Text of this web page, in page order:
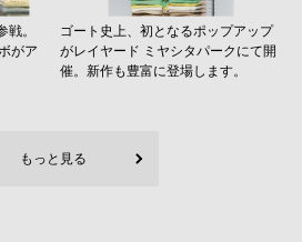
。
がア
ゴート史上、初となるポップアップ
がレイヤード ミヤシタパークにて開
催。新作も豊富に登場します。
もっと見る